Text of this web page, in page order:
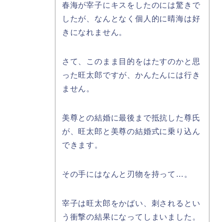
春海が宰子にキスをしたのには驚きで
したが、なんとなく個人的に晴海は好
きになれません。
さて、このまま目的をはたすのかと思
った旺太郎ですが、かんたんには行き
ません。
美尊との結婚に最後まで抵抗した尊氏
が、旺太郎と美尊の結婚式に乗り込ん
できます。
その手にはなんと刃物を持って…。
宰子は旺太郎をかばい、刺されるとい
う衝撃の結果になってしまいました。